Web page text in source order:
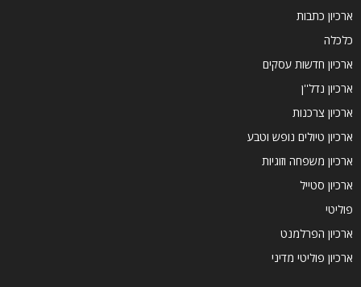
ארכיון כתבות
כלכלה
ארכיון חדשות עסקים
ארכיון נדל''ן
ארכיון צרכנות
ארכיון טיולים נופש וטבע
ארכיון משפחה וזוגיות
ארכיון סטייל
פוליטי
ארכיון הפרלמנט
ארכיון פוליטי מדיני